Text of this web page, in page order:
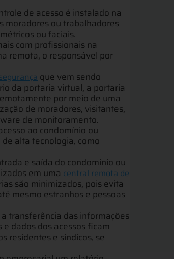
de acesso é instalado na
moradores ou trabalhadores
ou faciais.
com profissionais na
remota, o responsável por
que vem sendo
da portaria virtual, a portaria
por meio de uma
de moradores, visitantes,
de monitoramento.
ao condomínio ou
alta tecnologia, como
e saída do condomínio ou
em uma central remota de
são minimizados, pois evita
mesmo estranhos e pessoas
transferência das informações
dados dos acessos ficam
residentes e síndicos, se